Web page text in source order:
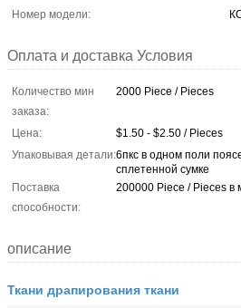
Номер модели:
Оплата и доставка Условия
Количество мин
заказа:
2000 Piece / Pieces
Цена:
$1.50 - $2.50 / Pieces
Упаковывая детали:6пкс в одном поли
сплетенной сумке
Поставка
способности:
200000 Piece / Pieces в
описание
Ткани драпирования ткани